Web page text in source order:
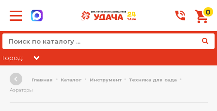
0
Город:
Главная Каталог Инструмент
Техника для сада
Аэраторы